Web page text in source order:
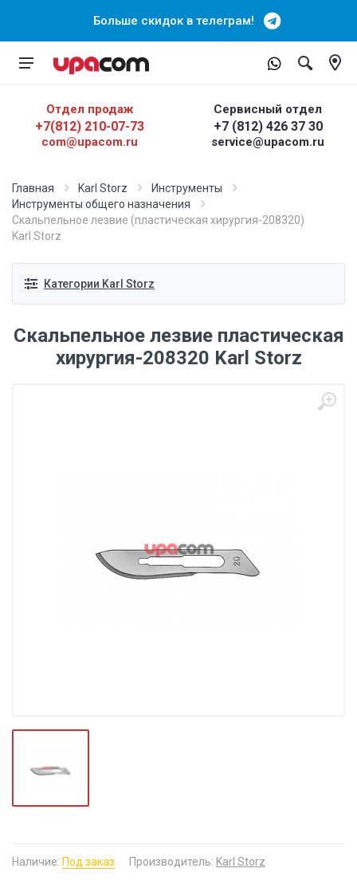
Больше скидок в телеграм!
Отдел продаж
+7(812) 210-07-73
com@upacom.ru
Сервисный отдел
+7 (812) 426 37 30
service@upacom.ru
Главная Karl Storz
Инструменты
Инструменты общего назначения
Скальпельное лезвие (пластическая хирургия-208320)
Karl Storz
Категории Karl Storz
Скальпельное лезвие пластическая
хирургия-208320 Karl Storz
Наличие: Под заказ Производитель: Karl Storz